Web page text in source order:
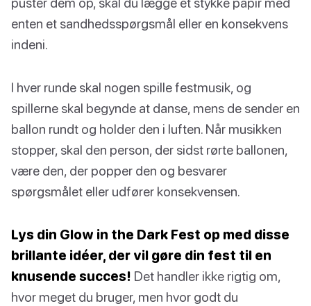
enten et sandhedsspørgsmål eller en konsekvens
indeni.
I hver runde skal nogen spille festmusik, og
spillerne skal begynde at danse, mens de sender en
ballon rundt og holder den i luften. Når musikken
stopper, skal den person, der sidst rørte ballonen,
være den, der popper den og besvarer
spørgsmålet eller udfører konsekvensen.
Lys din Glow in the Dark Fest op med disse
brillante idéer, der vil gøre din fest til en
knusende succes! Det handler ikke rigtig om,
hvor meget du bruger, men hvor godt du